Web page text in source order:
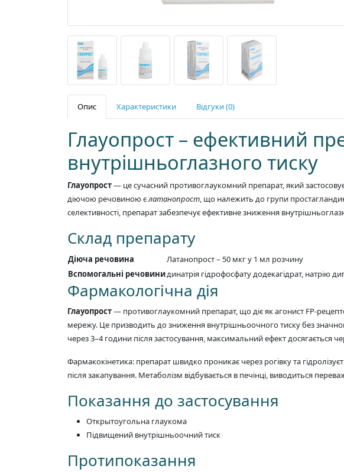
Опис Характеристики Відгуки (0)
Глауопрост – ефективний
внутрішньоглазного тиску
Глауопрост— це сучасний противоглаукомний препарат, який
діючою речовиною єлатанопрост, що належить до групи
селективності, препарат забезпечує ефективне зниження
Склад препарату
Діюча речовина
Латанопрост – 50 мкг у 1 мл розчину
Вспомогальні речовинидинатрія гідрофосфату додекагідрат, натрію
Фармакологічна дія
Глауопрост— противоглаукомний препарат, що діє як агонист FP-
мережу. Це призводить до зниження внутрішньоочного тиску без
через 3–4 години після застосування, максимальний ефект досягається
Фармакокінетика: препарат швидко проникає через рогівку та
після закапування. Метаболізм відбувається в печінці, виводиться
Показання до застосування
Открытоугольна глаукома
Підвищений внутрішньоочний тиск
Протипоказання